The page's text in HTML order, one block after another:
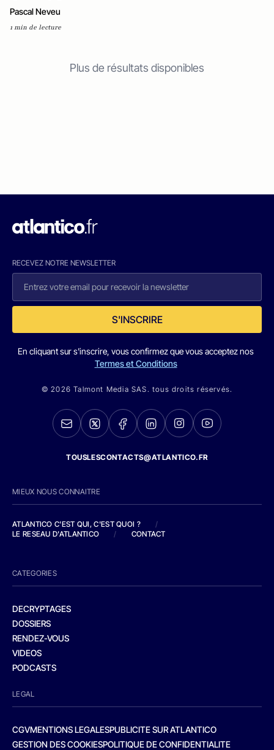
Pascal Neveu
1 min de lecture
Plus de résultats disponibles
RECEVEZ NOTRE NEWSLETTER
S'INSCRIRE
En cliquant sur s'inscrire, vous confirmez que vous acceptez nos
Termes et Conditions
© 2026 Talmont Media SAS. tous droits réservés.
TOUSLESCONTACTS@ATLANTICO.FR
MIEUX NOUS CONNAITRE
ATLANTICO C'EST QUI, C'EST QUOI ?
/
LE RESEAU D'ATLANTICO
/ CONTACT
CATEGORIES
DECRYPTAGES
DOSSIERS
RENDEZ-VOUS
VIDEOS
PODCASTS
LEGAL
CGVMENTIONS LEGALESPUBLICITE SUR ATLANTICO
GESTION DES COOKIESPOLITIQUE DE CONFIDENTIALITE